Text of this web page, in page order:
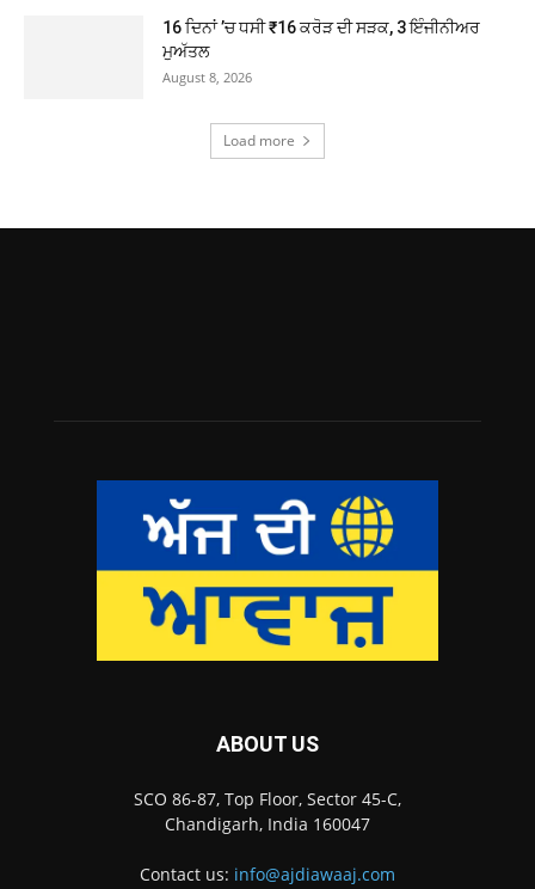
16 ਦਿਨਾਂ ’ਚ ਧਸੀ ₹16 ਕਰੋੜ ਦੀ ਸੜਕ, 3 ਇੰਜੀਨੀਅਰ
ਮੁਅੱਤਲ
August 8, 2026
Load more
ABOUT US
SCO 86-87, Top Floor, Sector 45-C,
Chandigarh, India 160047
Contact us: info@ajdiawaaj.com